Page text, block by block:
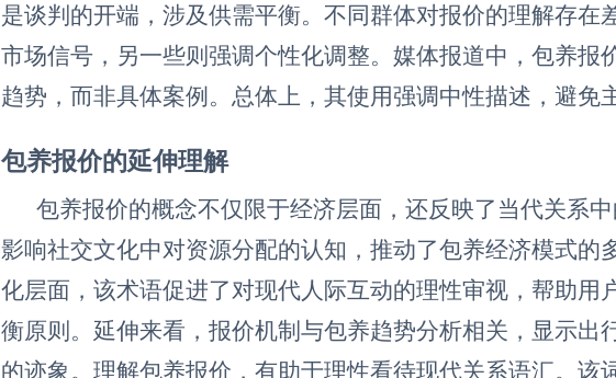
是谈判的开端，涉及供需平衡。不同群体对报价的理解存在
市场信号，另一些则强调个性化调整。媒体报道中，包养报
趋势，而非具体案例。总体上，其使用强调中性描述，避免
包养报价的延伸理解
包养报价的概念不仅限于经济层面，还反映了当代关系
影响社交文化中对资源分配的认知，推动了包养经济模式的
化层面，该术语促进了对现代人际互动的理性审视，帮助用
衡原则。延伸来看，报价机制与包养趋势分析相关，显示出
的迹象。理解包养报价，有助于理性看待现代关系语汇。该